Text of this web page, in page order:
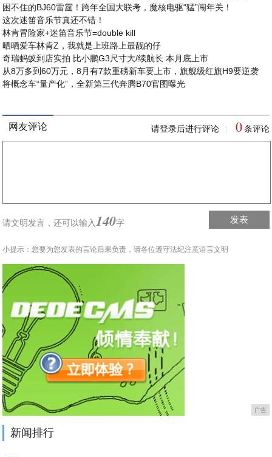
困不住的BJ60雷霆！跨年全国大联考，魔核电驱“猛”闯年关！
这次迷笛音乐节真还不错！
林肯冒险家+迷笛音乐节=double kill
晒晒爱车林肯Z，我就是上班路上最靓的仔
奇瑞蚂蚁到店实拍 比小鹏G3尺寸大/续航长 本月底上市
从8万多到60万元，8月有7款重磅新车要上市，旗舰级红旗H9要逆袭
将概念车“量产化”，全新第三代奔腾B70官图曝光
网友评论 请登录后进行评论 0 条评论
请文明发言，还可以输入 140字 发表
小提示：您要为您发表的言论后果负责，请各位遵守法纪注意语言文明
广告
新闻排行